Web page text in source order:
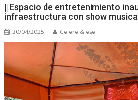
||Espacio de entretenimiento
infraestructura con show musical
30/04/2025 Ce ere & ese